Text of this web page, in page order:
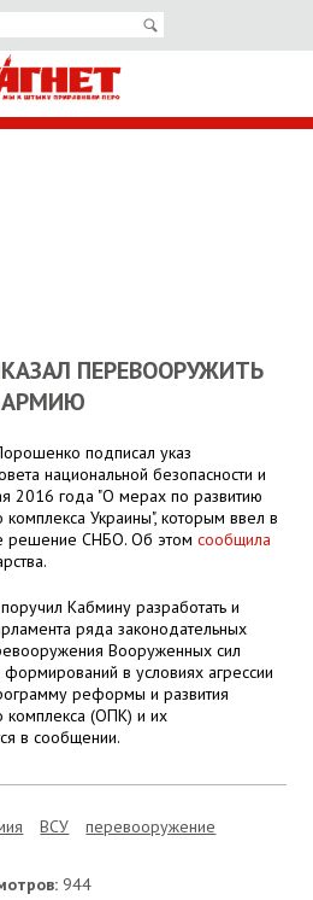
ПЕРЕВООРУЖИТЬ
АРМИЮ
подписал указ
национальной безопасности и
2016 года "О мерах по развитию
Украины", которым ввел в
решение СНБО. Об этомсообщила
Кабмину разработать и
ряда законодательных
Вооруженных сил
в условиях агрессии
реформы и развития
(ОПК) и их
в сообщении.
ВСУ перевооружение
944